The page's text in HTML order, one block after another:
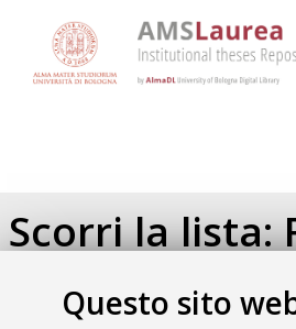
Questo sito
Scorri la lista: